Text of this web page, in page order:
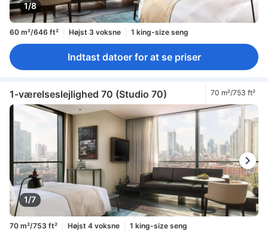
1/8
60 m²/646 ft² Højst 3 voksne 1 king-size seng
Indtast datoer for at se priser
1-værelseslejlighed 70 (Studio 70) 70 m²/753 ft²
1/7
70 m²/753 ft² Højst 4 voksne
1 king-size seng